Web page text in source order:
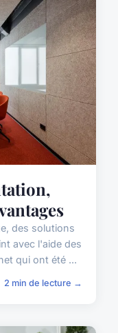
des solutions
avec l'aide des
qui ont été ...
2 min de lecture →